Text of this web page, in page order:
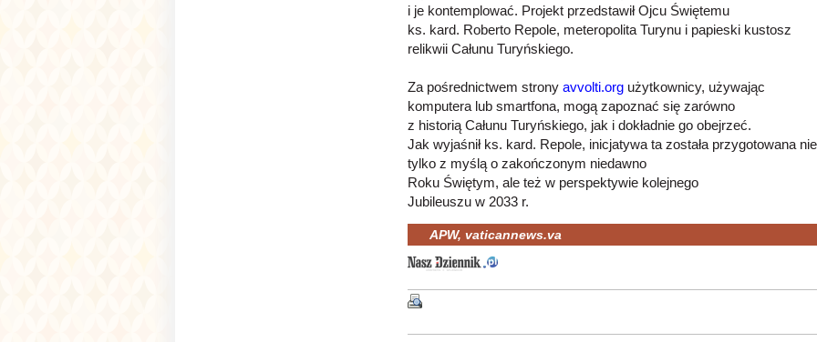
i je kontemplować. Projekt przedstawił Ojcu Świętemu
ks. kard. Roberto Repole, meteropolita Turynu i papieski kustosz
relikwii Całunu Turyńskiego.
Za pośrednictwem strony avvolti.org użytkownicy, używając
komputera lub smartfona, mogą zapoznać się zarówno
z historią Całunu Turyńskiego, jak i dokładnie go obejrzeć.
Jak wyjaśnił ks. kard. Repole, inicjatywa ta została przygotowana nie
tylko z myślą o zakończonym niedawno
Roku Świętym, ale też w perspektywie kolejnego
Jubileuszu w 2033 r.
APW, vaticannews.va